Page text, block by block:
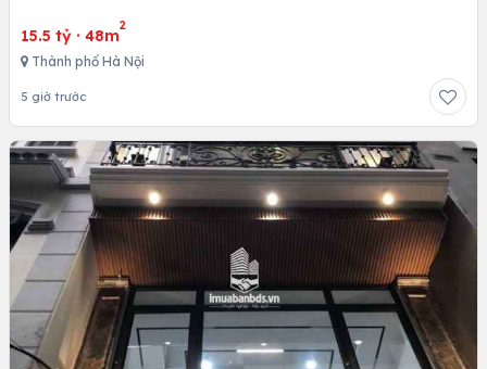
15.5 tỷ · 48m
2
Thành phố Hà Nội
5 giờ trước